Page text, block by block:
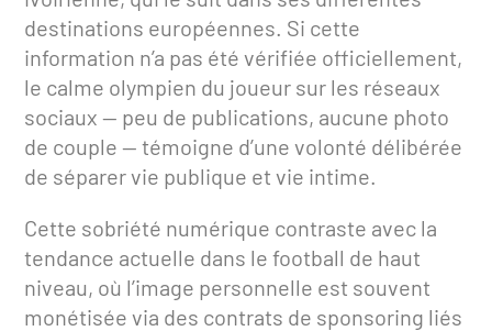
destinations européennes. Si cette
information n’a pas été vérifiée officiellement,
le calme olympien du joueur sur les réseaux
sociaux — peu de publications, aucune photo
de couple — témoigne d’une volonté délibérée
de séparer vie publique et vie intime.
Cette sobriété numérique contraste avec la
tendance actuelle dans le football de haut
niveau, où l’image personnelle est souvent
monétisée via des contrats de sponsoring liés